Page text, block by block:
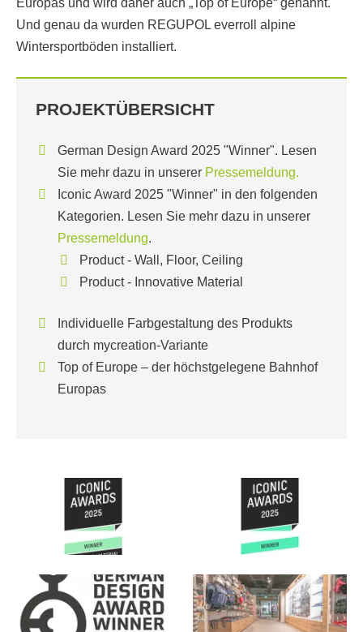
Europas und wird daher auch „Top of Europe“ genannt.
Und genau da wurden REGUPOL everroll alpine
Wintersportböden installiert.
PROJEKTÜBERSICHT
German Design Award 2025 "Winner". Lesen
Sie mehr dazu in unserer Pressemeldung.
Iconic Award 2025 "Winner" in den folgenden
Kategorien. Lesen Sie mehr dazu in unserer
Pressemeldung.
Product - Wall, Floor, Ceiling
Product - Innovative Material
Individuelle Farbgestaltung des Produkts
durch mycreation-Variante
Top of Europe – der höchstgelegene Bahnhof
Europas